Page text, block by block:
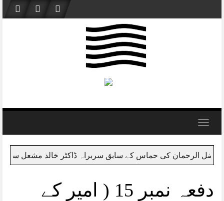
content
Toggle
ڈاکٹر خالد مشعل سے ملاقات مولانا فضل الرحمان وفد کے
دفعہ نمبر 15 ( امیر کے